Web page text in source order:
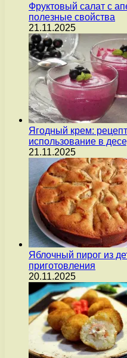
Фруктовый салат с
полезные свойства
21.11.2025
Ягодный крем:
использование в
21.11.2025
Яблочный пирог из
приготовления
20.11.2025